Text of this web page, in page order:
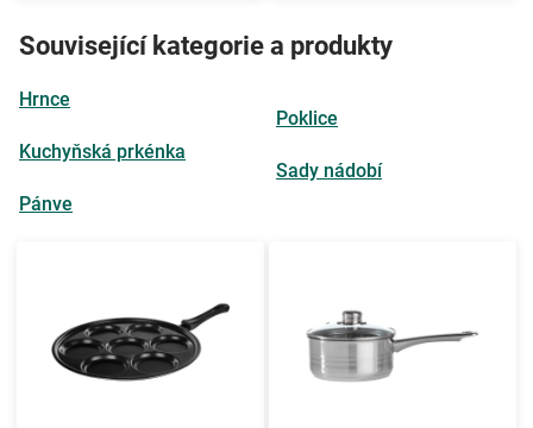
Související kategorie a produkty
Hrnce
Kuchyňská prkénka
Pánve
Poklice
Sady nádobí